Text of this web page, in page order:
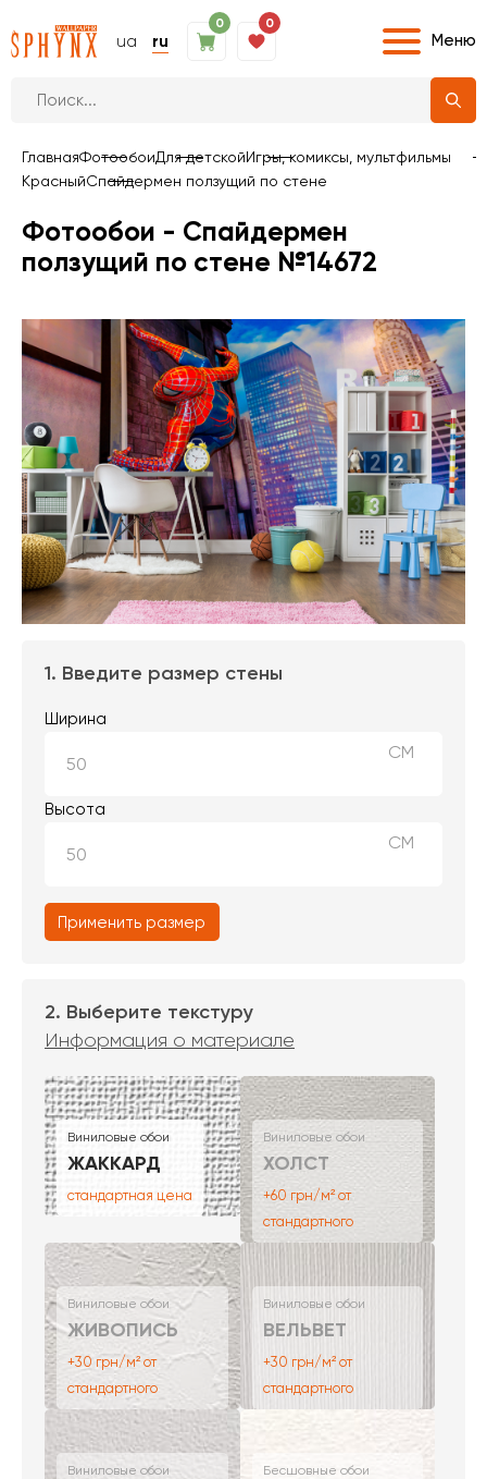
ua ru
0 0
Меню
ГлавнаяФотообоиДля детскойИгры, комиксы, мультфильмы
КрасныйСпайдермен ползущий по стене
Фотообои - Спайдермен
ползущий по стене №14672
1. Введите размер стены
Ширина
СМ
Высота
СМ
Применить размер
2. Выберите текстуру
Информация о материале
Виниловые обои
ЖАККАРД
стандартная цена
Виниловые обои
ХОЛСТ
+60 грн/м² от
стандартного
Виниловые обои
ЖИВОПИСЬ
+30 грн/м² от
стандартного
Виниловые обои
ВЕЛЬВЕТ
+30 грн/м² от
стандартного
Виниловые обои Бесшовные обои